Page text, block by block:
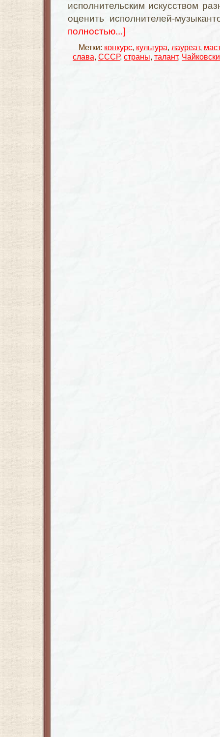
исполнительским искусством
оценить исполнителей-
полностью...]
Метки: конкурс, культура, лауреат,
слава, СССР, страны, талант,